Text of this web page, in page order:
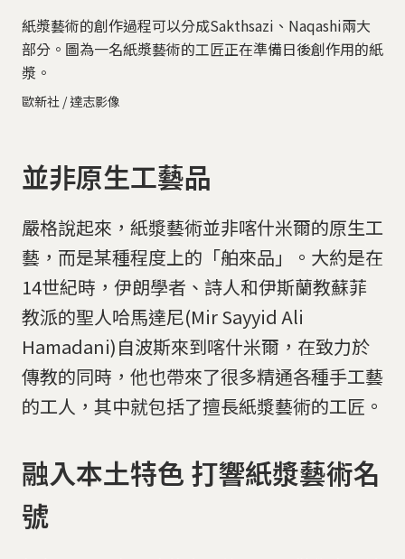
紙漿藝術的創作過程可以分成Sakthsazi、Naqashi兩大
部分。圖為一名紙漿藝術的工匠正在準備日後創作用的紙
漿。
歐新社 / 達志影像
並非原生工藝品
嚴格說起來，紙漿藝術並非喀什米爾的原生工
藝，而是某種程度上的「舶來品」。大約是在
14世紀時，伊朗學者、詩人和伊斯蘭教蘇菲
教派的聖人哈馬達尼(Mir Sayyid Ali
Hamadani)自波斯來到喀什米爾，在致力於
傳教的同時，他也帶來了很多精通各種手工藝
的工人，其中就包括了擅長紙漿藝術的工匠。
融入本土特色 打響紙漿藝術名
號